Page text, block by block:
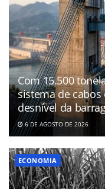
Com 15.500
sistema de
desnível da
6 DE AGOSTO DE 2026
ECONOMIA